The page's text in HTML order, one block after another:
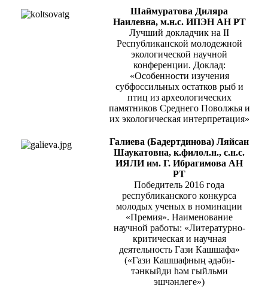
Шаймуратова Диляра
Наилевна, м.н.с. ИПЭН АН РТ
Лучший докладчик на II
Республиканской молодежной
экологической научной
конференции. Доклад:
«Особенности изучения
субфоссильных остатков рыб и
птиц из археологических
памятников Среднего Поволжья и
их экологическая интерпретация»
Галиева (Бадертдинова) Ляйсан
Шаукатовна, к.филол.н., с.н.с.
ИЯЛИ им. Г. Ибрагимова АН
РТ
Победитель 2016 года
республиканского конкурса
молодых ученых в номинации
«Премия». Наименование
научной работы: «Литературно-
критическая и научная
деятельность Гази Кашшафа»
(«Гази Кашшафның әдәби-
тәнкыйди һәм гыйльми
эшчәнлеге»)